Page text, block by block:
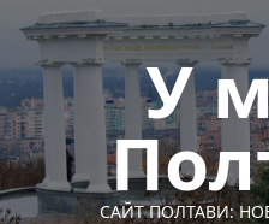
Перейти
вмісту
У
САЙТ ПОЛТАВИ: